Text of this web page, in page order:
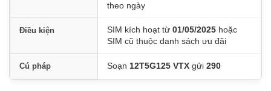
theo ngày
Điều kiện SIM kích hoạt từ 01/05/2025 hoặc
SIM cũ thuộc danh sách ưu đãi
Cú pháp Soạn 12T5G125 VTX gửi 290